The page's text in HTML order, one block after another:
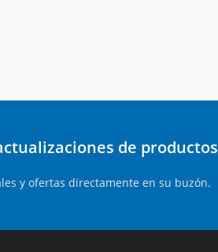
de productos
y ofertas directamente en su buzón.